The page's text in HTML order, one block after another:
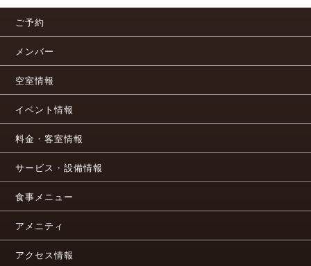
ご予約
メンバー
空室情報
イベント情報
料金・客室情報
サービス・設備情報
食事メニュー
アメニティ
アクセス情報